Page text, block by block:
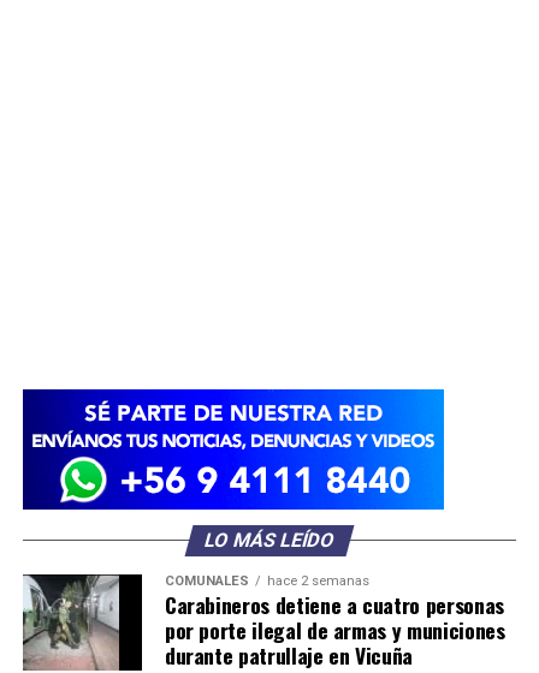
LO MÁS LEÍDO
COMUNALES hace 2 semanas
Carabineros detiene a cuatro personas
por porte ilegal de armas y municiones
durante patrullaje en Vicuña